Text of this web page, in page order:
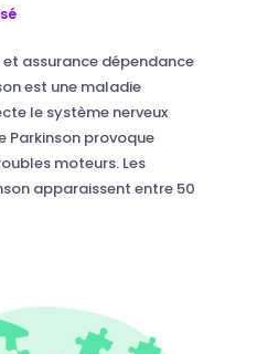
assurance dépendance
est une maladie
le système nerveux
Parkinson provoque
moteurs. Les
apparaissent entre 50